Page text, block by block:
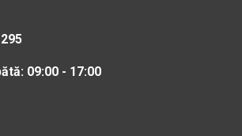
09:00 - 17:00